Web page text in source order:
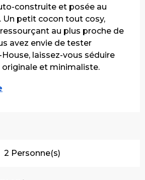
construite et posée au
Un petit cocon tout cosy,
au plus proche de
avez envie de tester
laissez-vous séduire
et minimaliste.
2 Personne(s)